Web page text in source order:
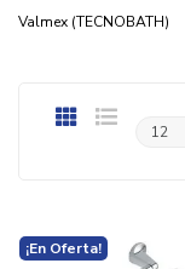
Valmex (TECNOBATH)
12
¡En Oferta!